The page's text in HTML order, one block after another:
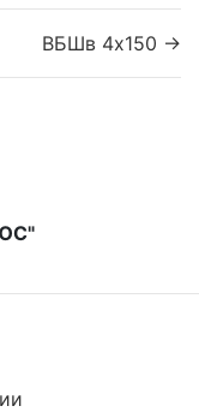
ВБШв 4x150 →